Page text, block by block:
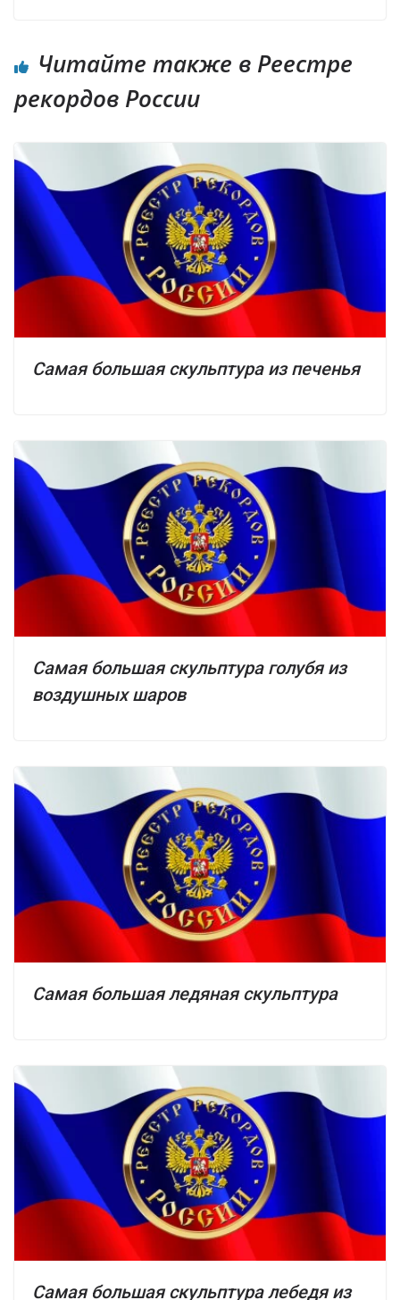
Читайте также в Реестре
рекордов России
Самая большая скульптура из печенья
Самая большая скульптура голубя из
воздушных шаров
Самая большая ледяная скульптура
Самая большая скульптура лебедя из